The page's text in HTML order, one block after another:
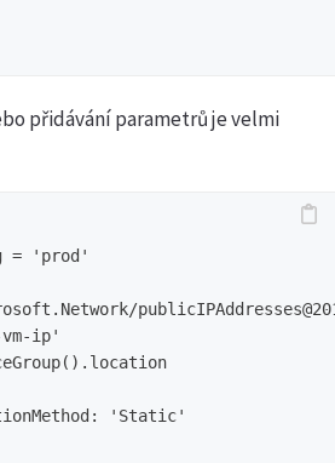
přidávání parametrů je velmi
= 'prod'
ip'
'Static'